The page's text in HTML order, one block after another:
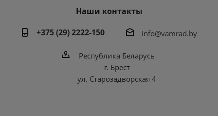
Наши контакты
+375 (29) 2222-150
info@vamrad.by
Республика Беларусь
г. Брест
ул. Старозадворская 4